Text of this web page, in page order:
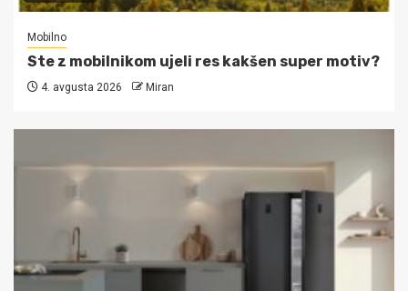
Mobilno
Ste z mobilnikom ujeli res kakšen super motiv?
4. avgusta 2026 Miran